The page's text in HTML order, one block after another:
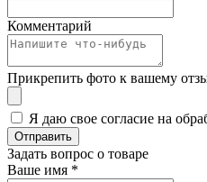
Комментарий
Прикрепить фото к вашему
Я даю свое согласие на
Отправить
Задать вопрос о товаре
Ваше имя *